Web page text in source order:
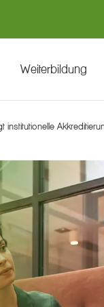
Weiterbildung